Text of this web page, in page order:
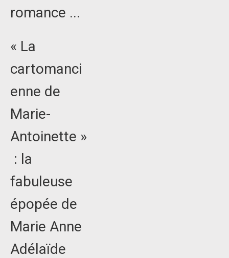
romance ...
« La
cartomanci
enne de
Marie-
Antoinette »
: la
fabuleuse
épopée de
Marie Anne
Adélaïde